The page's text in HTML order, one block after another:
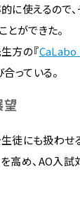
に使えるので
ができた。
方の『CaLabo
っている。
望
生徒にも扱わせ
高め、AO入試